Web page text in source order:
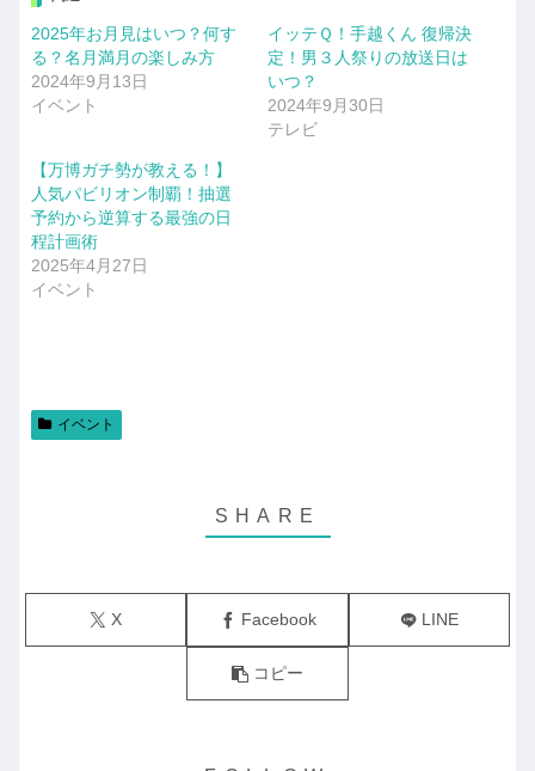
2025年お月見はいつ？何す
る？名月満月の楽しみ方
2024年9月13日
イベント
イッテＱ！手越くん 復帰決
定！男３人祭りの放送日は
いつ？
2024年9月30日
テレビ
【万博ガチ勢が教える！】
人気パビリオン制覇！抽選
予約から逆算する最強の日
程計画術
2025年4月27日
イベント
イベント
X Facebook LINE
コピー